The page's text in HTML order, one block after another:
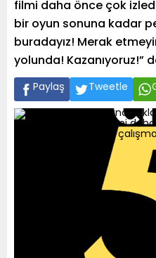
filmi daha önce çok
bir oyun sonuna kadar
buradayız! Merak
yolunda! Kazanıyoruz!”
Paylaş Tweetle